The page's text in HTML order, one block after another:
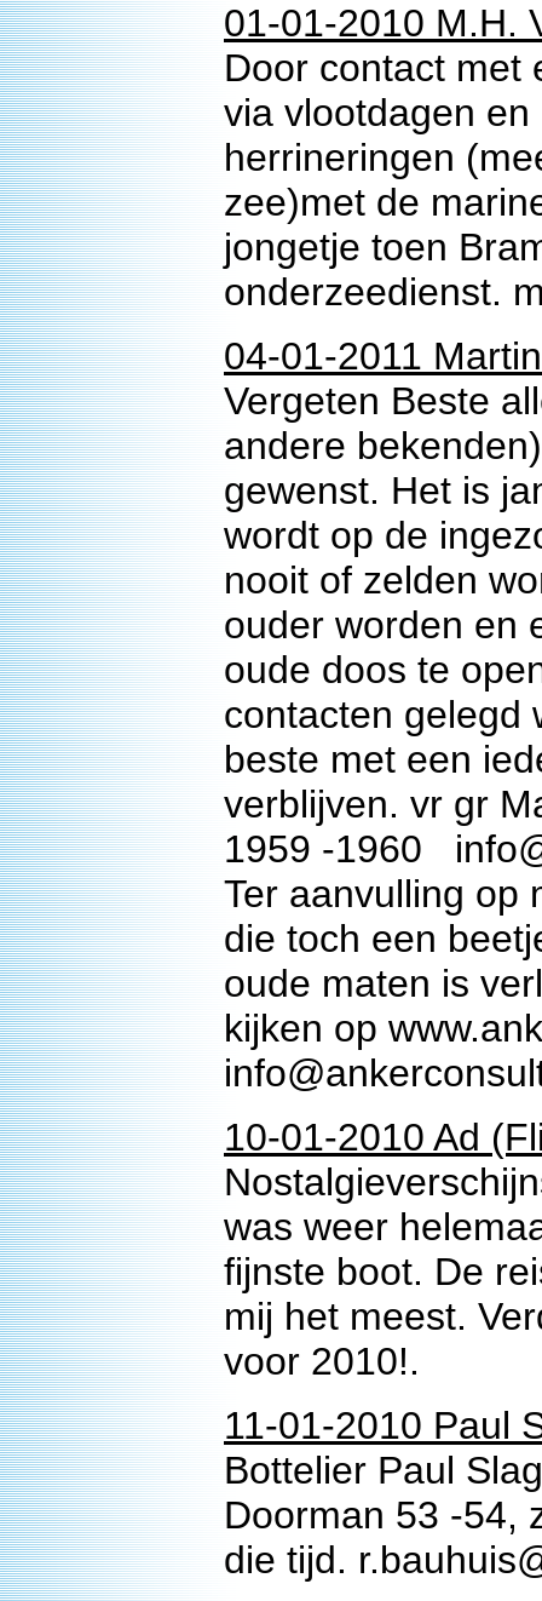
01-01-2010 M.H.
Door contact met
via vlootdagen
herrineringen
zee)met de
jongetje toen
onderzeedienst.
04-01-2011
Vergeten Beste
andere
gewenst. Het is
wordt op de
nooit of zelden
ouder worden en
oude doos te
contacten gelegd
beste met een
verblijven. vr gr
1959 -1960
Ter aanvulling op
die toch een
oude maten is
kijken op
10-01-2010 Ad
was weer
fijnste boot. De
mij het meest.
voor 2010!.
11-01-2010 Paul
Bottelier Paul
Doorman 53 -54,
die tijd.